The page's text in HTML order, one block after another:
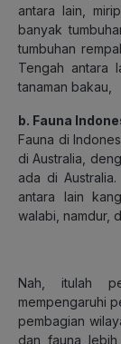
antara lain,
banyak
tumbuhan
Tengah antara
tanaman bakau,
b. Fauna
Fauna di
di Australia,
ada di
antara lain
walabi, namdur,
Nah, itulah
mempengaruhi
pembagian
dan fauna lebih